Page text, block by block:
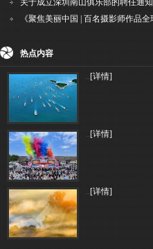
关于成立深圳南山俱乐部的聘任通知
热点内容
..[详情]
..[详情]
..[详情]